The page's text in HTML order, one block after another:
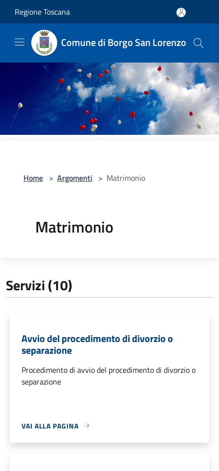
Regione Toscana
Comune di Borgo San Lorenzo
Home > Argomenti > Matrimonio
Matrimonio
Servizi (10)
Avvio del procedimento di divorzio o
separazione
Procedimento di avvio del procedimento di divorzio o
separazione
VAI ALLA PAGINA